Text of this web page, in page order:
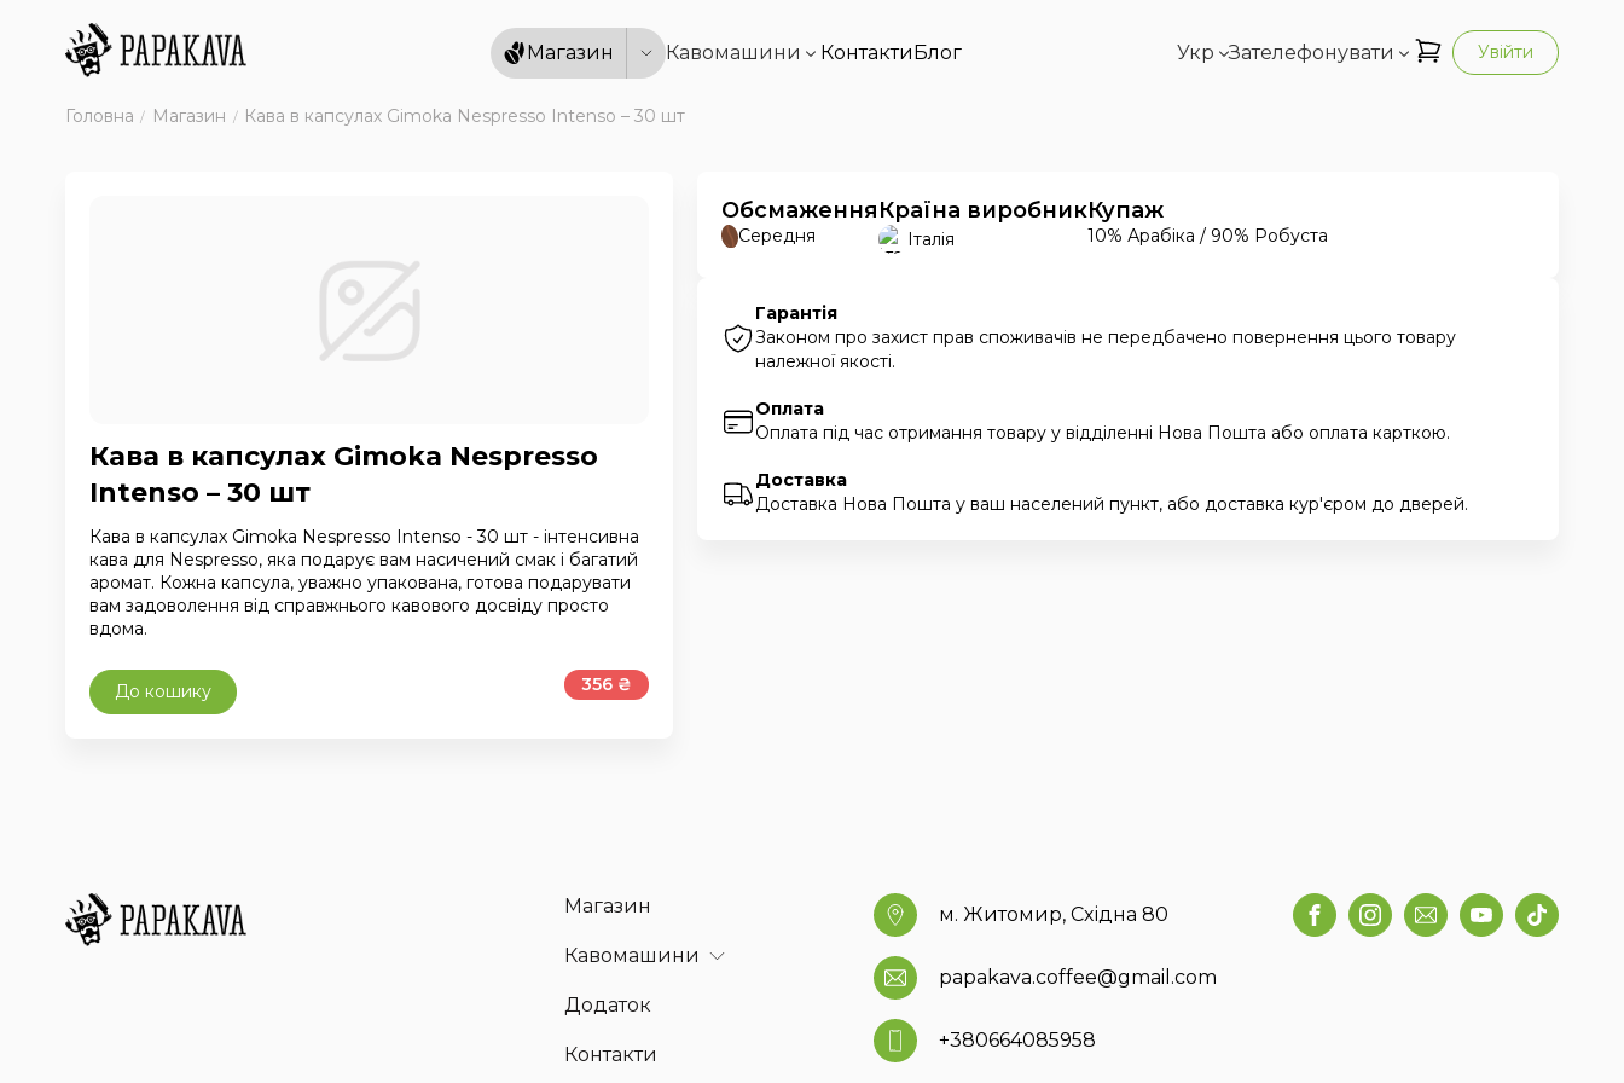
Магазин Кавомашини КонтактиБлог Укр Зателефонувати Увійти
Головна Магазин Кава в капсулах Gimoka Nespresso Intenso – 30 шт
Кава в капсулах Gimoka Nespresso
Intenso – 30 шт
Кава в капсулах Gimoka Nespresso Intenso - 30 шт - інтенсивна
кава для Nespresso, яка подарує вам насичений смак і багатий
аромат. Кожна капсула, уважно упакована, готова подарувати
вам задоволення від справжнього кавового досвіду просто
вдома.
До кошику 356 ₴
Обсмаження
Середня
Країна виробник
Італія
Купаж
10% Арабіка / 90% Робуста
Гарантія
Законом про захист прав споживачів не передбачено повернення цього товару
належної якості.
Оплата
Оплата під час отримання товару у відділенні Нова Пошта або оплата карткою.
Доставка
Доставка Нова Пошта у ваш населений пункт, або доставка кур'єром до дверей.
Магазин
Кавомашини
Додаток
Контакти
м. Житомир, Східна 80
papakava.coffee@gmail.com
+380664085958